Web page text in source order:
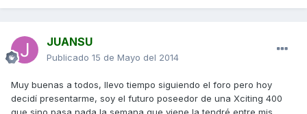
JUANSU
Publicado 15 de Mayo del 2014
Muy buenas a todos, llevo tiempo siguiendo el foro pero hoy
decidí presentarme, soy el futuro poseedor de una Xciting 400